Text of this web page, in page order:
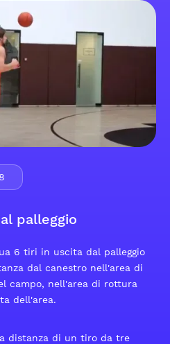
palleggio
6 tiri in uscita dal palleggio
dal canestro nell'area di
campo, nell'area di rottura
dell'area.
distanza di un tiro da tre